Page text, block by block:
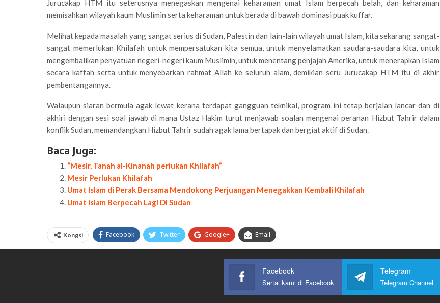
Jurucakap HTM itu seterusnya menegaskan mengenai keharaman umat Islam berpecah belah, dan keharaman
memisahkan wilayah kaum Muslimin serta keharaman untuk berada di bawah dominasi puak kuffar.
Melihat kepada masalah yang sangat serius di Sudan, Palestin dan lain-lain wilayah umat Islam, kita sekarang sangat-
sangat memerlukan Khilafah untuk mempersatukan kita semua, untuk menyelamatkan saudara-saudara kita, untuk
mengembalikan penyatuan negeri-negeri kaum Muslimin, untuk menentang penjajah Amerika, untuk menerapkan Islam
secara kaffah serta untuk menyebarkan rahmat Allah ke seluruh alam, demikian seru Jurucakap HTM itu di akhir
pembentangannya.
Walaupun siaran bermula agak lewat kerana terdapat gangguan teknikal, program ini tetap berjalan lancar dan di
akhiri dengan sesi soal jawab di mana Ustaz Hakim turut menjawab soalan mengenai peranan Hizbut Tahrir dalam
konflik Sudan, memandangkan Hizbut Tahrir sudah agak lama bertapak dan bergiat aktif di Sudan.
Baca Juga:
“Mesir, Tanah al-Kinanah perlukan Khilafah”
Mesir Perlukan Khilafah
Umat Islam di Perak Bersama Mendokong Perjuangan Menegakkan Kembali Khilafah
Umat Islam Berpecah Lagi Di Sudan
Kongsi Facebook Twitter Google+ Email
Facebook
Sertai kami di Facebook
Telegram
Telegram Channel